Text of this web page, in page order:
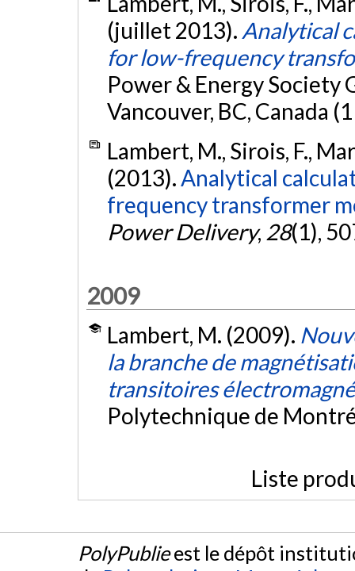
(juillet 2013). Analytical
for low-frequency
Power & Energy Society
Vancouver, BC, Canada
Lambert, M., Sirois, F.,
(2013). Analytical
frequency transformer
Power Delivery, 28(1),
2009
Lambert, M. (2009).
la branche de
transitoires
Polytechnique de
Liste
PolyPublieest le dépôt